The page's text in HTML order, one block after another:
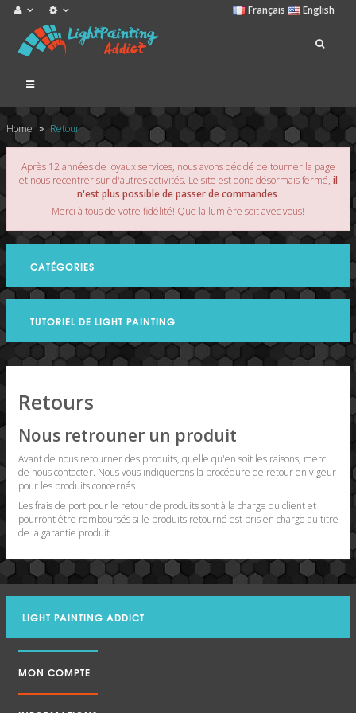
Français English
Navigation
Home Retour
Après 12 années de loyaux services, nous avons décidé de tourner la page
et nous recentrer sur d'autres activités. Le site est donc désormais fermé, il
n'est plus possible de passer de commandes.
Merci à tous de votre fidélité! Que la lumière soit avec vous!
CATÉGORIES
TUTORIEL DE LIGHT PAINTING
Retours
Nous retrouner un produit
Avant de nous retourner des produits, quelle qu'en soit les raisons, merci
de nous contacter. Nous vous indiquerons la procédure de retour en vigeur
pour les produits concernés.
Les frais de port pour le retour de produits sont à la charge du client et
pourront être remboursés si le produits retourné est pris en charge au titre
de la garantie produit.
LIGHT PAINTING ADDICT
MON COMPTE